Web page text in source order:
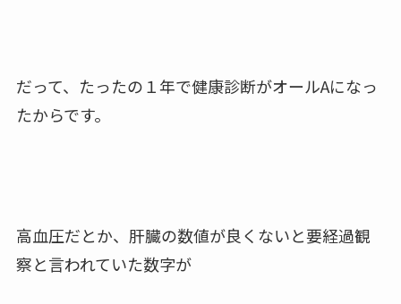
だって、たったの１年で健康診断がオールAになっ
たからです。
高血圧だとか、肝臓の数値が良くないと要経過観
察と言われていた数字が